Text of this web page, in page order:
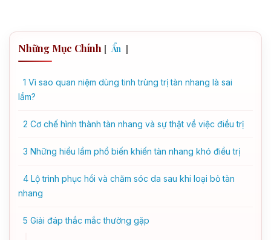
Những Mục Chính [ Ẩn ]
1 Vì sao quan niệm dùng tinh trùng trị tàn nhang là sai
lầm?
2 Cơ chế hình thành tàn nhang và sự thật về việc điều trị
3 Những hiểu lầm phổ biến khiến tàn nhang khó điều trị
4 Lộ trình phục hồi và chăm sóc da sau khi loại bỏ tàn
nhang
5 Giải đáp thắc mắc thường gặp